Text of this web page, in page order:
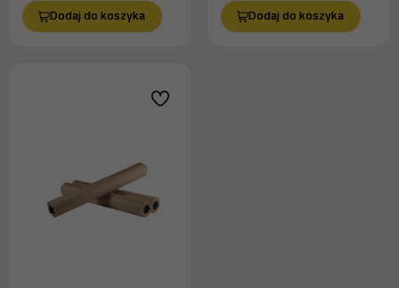
Dodaj do koszyka Dodaj do koszyka